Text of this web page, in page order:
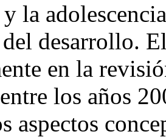
la
desarrollo.
en la
los años
aspectos